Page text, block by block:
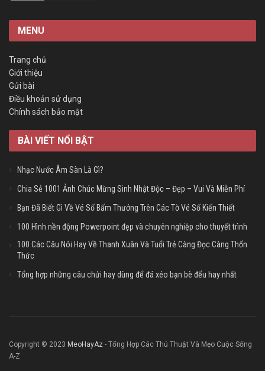
MENU
Trang chủ
Giới thiệu
Gửi bài
Điều khoản sử dụng
Chính sách bảo mật
BÀI VIẾT NỔI BẬT
Nhạc Nước Âm Sàn Là Gì?
Chia Sẻ 1001 Ảnh Chúc Mừng Sinh Nhật Độc – Đẹp – Vui Và Miễn Phí
Bạn Đã Biết Gì Về Vé Số Bấm Thưởng Trên Các Tờ Vé Số Kiến Thiết
100 Hình nền động Powerpoint đẹp và chuyên nghiệp cho thuyết trình
100 Các Câu Nói Hay Về Thanh Xuân Và Tuổi Trẻ Càng Đọc Càng Thổn
Thức
Tổng hợp những câu chửi hay dùng để đá xéo bạn bè đểu hay nhất
Copyright © 2023 MeoHayAz - Tổng Hợp Các Thủ Thuật Và Mẹo Cuộc Sống
A-Z